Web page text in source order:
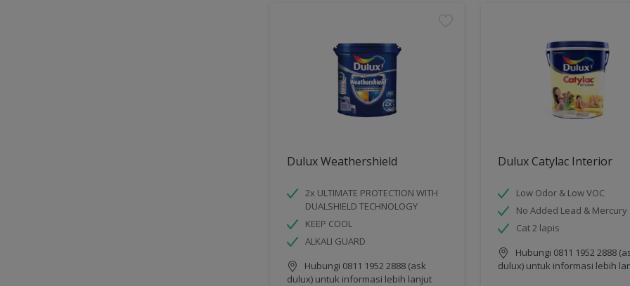
Dulux Weathershield
2x ULTIMATE PROTECTION WITH
DUALSHIELD TECHNOLOGY
KEEP COOL
ALKALI GUARD
Hubungi 0811 1952 2888 (ask
dulux) untuk informasi lebih lanjut
Dulux Catylac Interior
Low Odor & Low VOC
No Added Lead & Mercury
Cat 2 lapis
Hubungi 0811 1952 2888
dulux) untuk informasi lebih